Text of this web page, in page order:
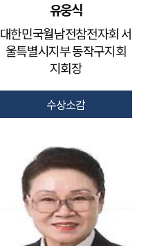
유웅식
대한민국월남전참전자회 서
울특별시지부 동작구지회
지회장
수상소감